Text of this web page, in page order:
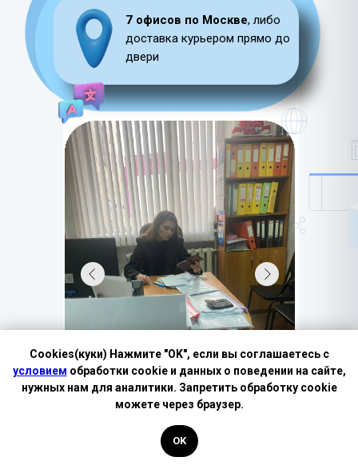
Cookies(куки) Нажмите "OK", если вы соглашаетесь с
условием обработки cookie и данных о поведении на сайте,
нужных нам для аналитики. Запретить обработку cookie
можете через браузер.
OK
LET'S GO!
7 офисов по Москве, либо
доставка курьером прямо до
двери
Популярные направления: специфика